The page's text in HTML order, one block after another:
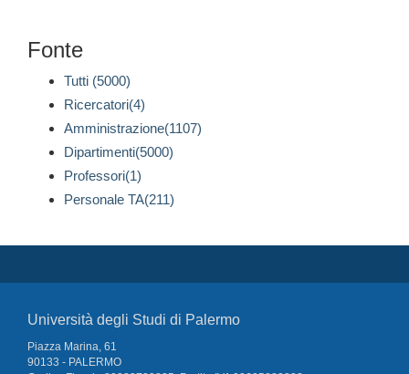
Fonte
Tutti (5000)
Ricercatori(4)
Amministrazione(1107)
Dipartimenti(5000)
Professori(1)
Personale TA(211)
Università degli Studi di Palermo
Piazza Marina, 61
90133 - PALERMO